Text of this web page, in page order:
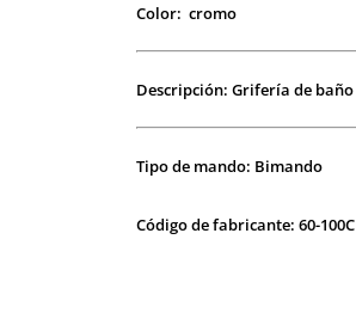
Color: cromo
Descripción: Grifería de baño
Tipo de mando: Bimando
Código de fabricante: 60-100C